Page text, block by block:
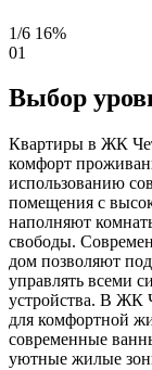
1/6 16%
01
Выбор
Квартиры в ЖК
комфорт
использованию
помещения с
наполняют
свободы.
дом позволяют
управлять всеми
устройства. В ЖК
для комфортной
современные
уютные жилые